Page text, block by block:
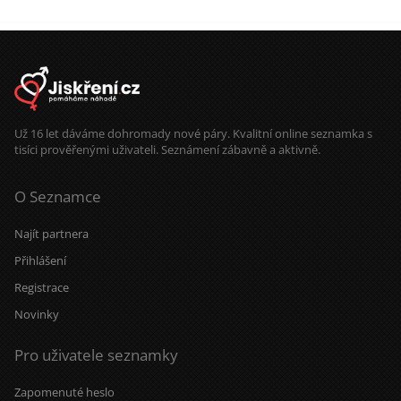
Už 16 let dáváme dohromady nové páry. Kvalitní online seznamka s
tisíci prověřenými uživateli. Seznámení zábavně a aktivně.
O Seznamce
Najít partnera
Přihlášení
Registrace
Novinky
Pro uživatele seznamky
Zapomenuté heslo